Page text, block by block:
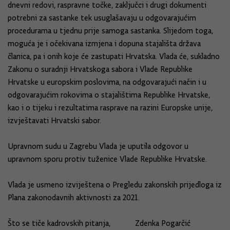
dnevni redovi, raspravne točke, zaključci i drugi dokumenti
potrebni za sastanke tek usuglašavaju u odgovarajućim
procedurama u tjednu prije samoga sastanka. Slijedom toga,
moguća je i očekivana izmjena i dopuna stajališta država
članica, pa i onih koje će zastupati Hrvatska. Vlada će, sukladno
Zakonu o suradnji Hrvatskoga sabora i Vlade Republike
Hrvatske u europskim poslovima, na odgovarajući način i u
odgovarajućim rokovima o stajalištima Republike Hrvatske,
kao i o tijeku i rezultatima rasprave na razini Europske unije,
izvještavati Hrvatski sabor.
Upravnom sudu u Zagrebu Vlada je uputila odgovor u
upravnom sporu protiv tuženice Vlade Republike Hrvatske.
Vlada je usmeno izviještena o Pregledu zakonskih prijedloga iz
Plana zakonodavnih aktivnosti za 2021.
Što se tiče kadrovskih pitanja, Zdenka Pogarčić